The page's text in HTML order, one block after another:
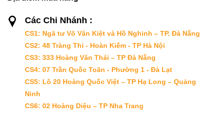
Các Chi Nhánh :
CS1: Ngã tư Võ Văn Kiệt và Hồ Nghinh – TP. Đà Nẵng
CS2: 48 Tràng Thi - Hoàn Kiếm - TP Hà Nội
CS3: 333 Hoàng Văn Thái – TP Đà Nẵng
CS4: 07 Trần Quốc Toãn - Phường 1 - Đà Lạt
CS5: Lô 20 Hoàng Quốc Việt – TP Hạ Long – Quảng
Ninh
CS6: 02 Hoàng Diệu – TP Nha Trang